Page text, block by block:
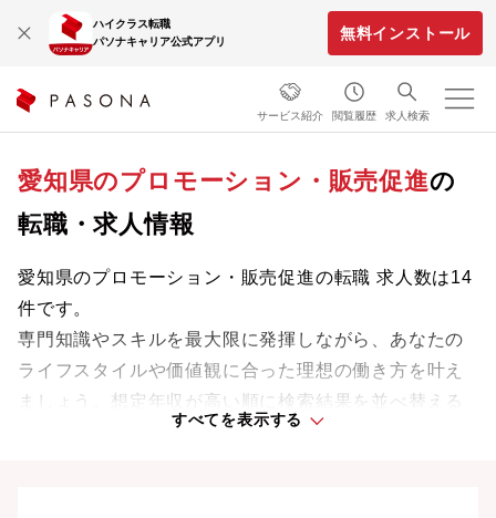
ハイクラス転職
パソナキャリア公式アプリ
無料インストール
サービス紹介 閲覧履歴 求人検索
愛知県のプロモーション・販売促進の
転職・求人情報
愛知県のプロモーション・販売促進の転職 求人数は14
件です。
専門知識やスキルを最大限に発揮しながら、あなたの
ライフスタイルや価値観に合った理想の働き方を叶え
ましょう。想定年収が高い順に検索結果を並べ替える
すべてを表示する